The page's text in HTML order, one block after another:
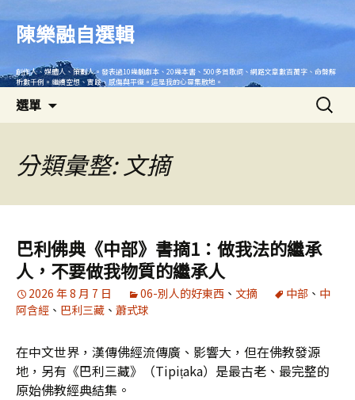
內
陳樂融自選輯
創作人、媒體人、策劃人。發表過10幾齣劇本、20幾本書、500多首歌詞、網路文章數百萬字、命盤解
析數千例。繼續空想、實踐、感傷與平復。這是我的心靈集散地。
選單
搜
尋
分類彙整: 文摘
巴利佛典《中部》書摘1：做我法的繼承
人，不要做我物質的繼承人
2026 年 8 月 7 日 06-別人的好東西 、 文摘 中部 、 中
阿含經 、 巴利三藏 、 蕭式球
在中文世界，漢傳佛經流傳廣、影響大，但在佛教發源
地，另有《巴利三藏》（Tipiṭaka）是最古老、最完整的
原始佛教經典結集。